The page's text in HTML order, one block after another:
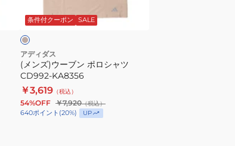
ロ
シ
ャ
ツ
CD992-
KA8356
条件付クーポン SALE
アディダス
(メンズ)ウーブン ポロシャツ
CD992-KA8356
￥3,619 （税込）
54%OFF ￥7,920（税込）
640ポイント (20%) UP